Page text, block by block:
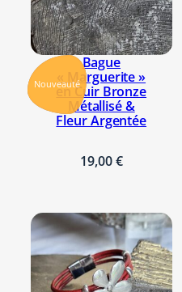
Nouveauté
Bague
« Marguerite »
en Cuir Bronze
Métallisé &
Fleur Argentée
19,00€